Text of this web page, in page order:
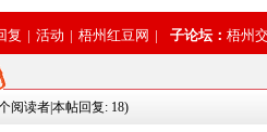
复 | 活动 | 梧州红豆网 | 子论坛： 梧州
阅读者|本帖回复: 18)